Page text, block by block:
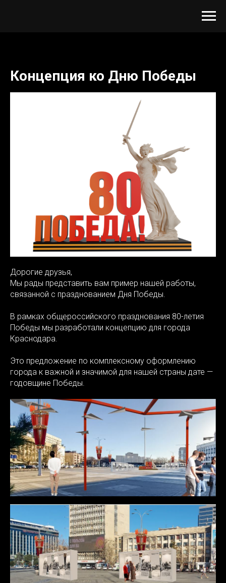
Концепция ко Дню Победы
Дорогие друзья,
Мы рады представить вам пример нашей работы,
связанной с празднованием Дня Победы.
В рамках общероссийского празднования 80-летия
Победы мы разработали концепцию для города
Краснодара.
Это предложение по комплексному оформлению
города к важной и значимой для нашей страны дате —
годовщине Победы.